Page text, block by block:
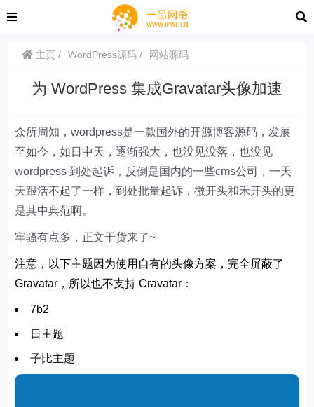
主页 WordPress源码 网站源码
为 WordPress 集成Gravatar头像加速
众所周知，wordpress是一款国外的开源博客源码，发展
至如今，如日中天，逐渐强大，也没见没落，也没见
wordpress 到处起诉，反倒是国内的一些cms公司，一天
天跟活不起了一样，到处批量起诉，微开头和禾开头的更
是其中典范啊。
牢骚有点多，正文干货来了~
注意，以下主题因为使用自有的头像方案，完全屏蔽了
Gravatar，所以也不支持 Cravatar：
7b2
日主题
子比主题